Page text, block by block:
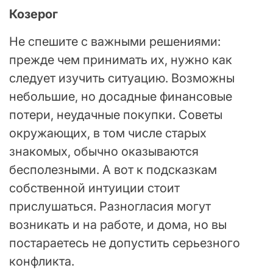
Козерог
Не спешите с важными решениями:
прежде чем принимать их, нужно как
следует изучить ситуацию. Возможны
небольшие, но досадные финансовые
потери, неудачные покупки. Советы
окружающих, в том числе старых
знакомых, обычно оказываются
бесполезными. А вот к подсказкам
собственной интуиции стоит
прислушаться. Разногласия могут
возникать и на работе, и дома, но вы
постараетесь не допустить серьезного
конфликта.